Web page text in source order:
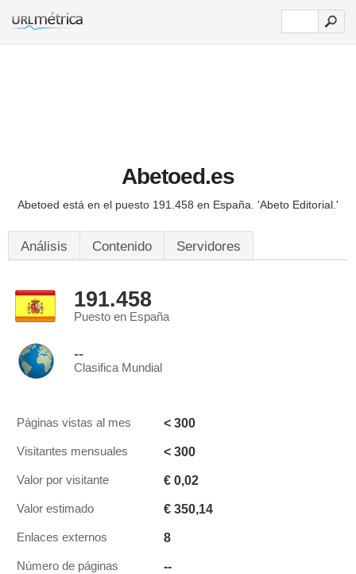
Abetoed.es
Abetoed está en el puesto 191.458 en España. 'Abeto Editorial.'
Análisis Contenido Servidores
191.458
Puesto en España
--
Clasifica Mundial
Páginas vistas al mes < 300
Visitantes mensuales < 300
Valor por visitante € 0,02
Valor estimado € 350,14
Enlaces externos 8
Número de páginas --